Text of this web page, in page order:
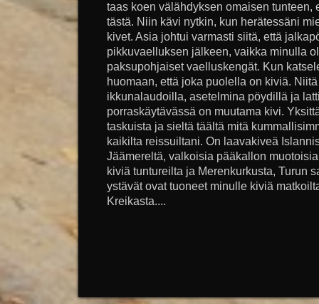
taas koen välähdyksen omaisen tunteen,
tästä. Niin kävi nytkin, kun herätessäni
kivet. Asia johtui varmasti siitä, että
pikkuvaelluksen jälkeen, vaikka minulla
paksupohjaiset vaelluskengät. Kun
huomaan, että joka puolella on kiviä.
ikkunalaudoilla, asetelmina pöydillä ja
porraskäytävässä on muutama kivi.
taskuista ja sieltä täältä mitä
kaikilta reissuiltani. On laavakiveä
Jäämereltä, valkoisia pääkallon
kiviä tuntureilta ja Merenkurkusta, Turun
ystävät ovat tuoneet minulle kiviä
Kreikasta....